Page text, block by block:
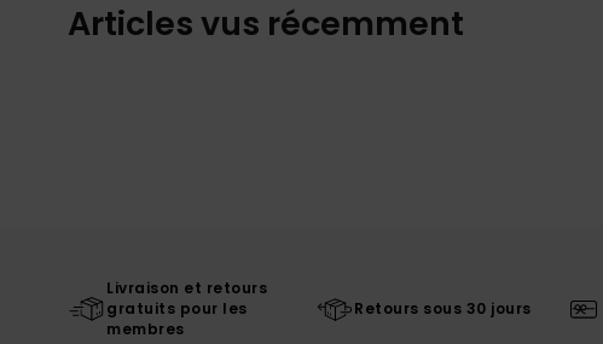
Articles vus récemment
Livraison et retours
gratuits pour les
membres
Retours sous 30 jours